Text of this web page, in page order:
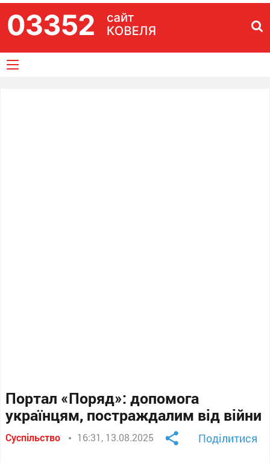
Портал «Поряд»: допомога
українцям, постраждалим від війни
Суспільство 16:31, 13.08.2025 Поділитися